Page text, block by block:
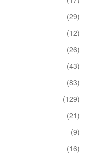
(29)
(12)
(26)
(43)
(83)
(129)
(21)
(9)
(16)